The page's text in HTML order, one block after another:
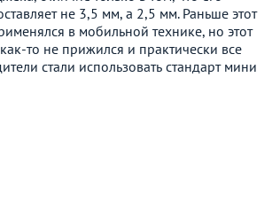
не 3,5 мм, а 2,5 мм. Раньше этот
в мобильной технике, но этот
то не прижился и практически все
стали использовать стандарт мини